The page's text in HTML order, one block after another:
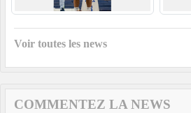
Voir toutes les news
COMMENTEZ LA NEWS